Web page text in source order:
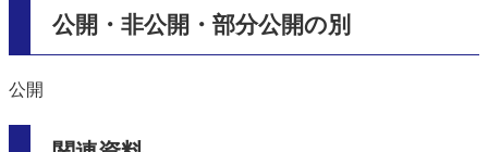
公開・非公開・部分公開の別
公開